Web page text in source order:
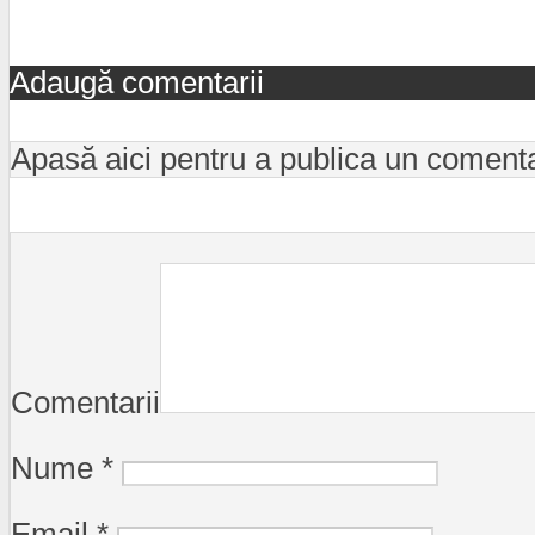
Adaugă comentarii
Apasă aici pentru a publica un
Comentarii
Nume *